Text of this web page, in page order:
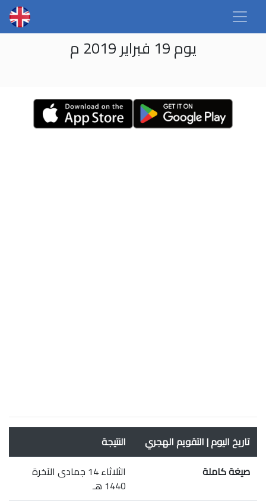
يوم 19 فبراير 2019 م
تاريخ اليوم | التقويم الهجري
النتيجة
صيغة كاملة
الثلاثاء 14 جمادى الآخرة
1440 هـ